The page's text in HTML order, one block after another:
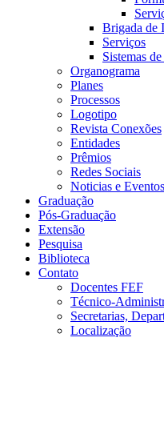
Brigada de
Serviços
Sistemas
Organograma
Planes
Processos
Logotipo
Revista Conexões
Entidades
Prêmios
Redes Sociais
Noticias e Eventos
Graduação
Pós-Graduação
Extensão
Pesquisa
Biblioteca
Contato
Docentes FEF
Técnico-
Secretarias,
Localização